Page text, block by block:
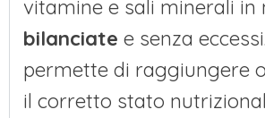
vitamine e sali minerali in
bilanciate e senza
permette di raggiungere
il corretto stato